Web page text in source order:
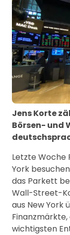
Jens Korte
Börsen- und
Letzte Woche
York
das Parkett
Wall-Street-
aus New York
wichtigsten